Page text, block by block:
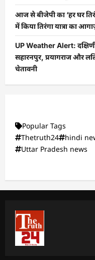
आज से बीजेपी का ‘हर घर
में किया तिरंगा यात्रा का
UP Weather Alert:
सहारनपुर, प्रयागराज और
चेतावनी
Popular Tags
Thetruth24
hindi
Uttar Pradesh news